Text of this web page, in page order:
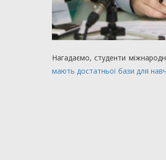
Нагадаємо, студенти
мають достатньої бази для